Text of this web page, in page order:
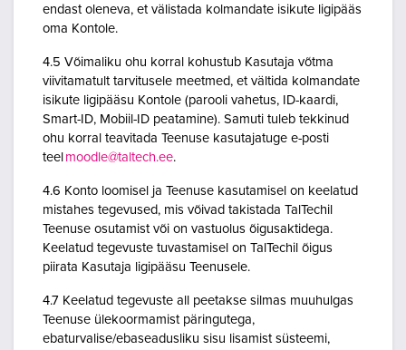
endast oleneva, et välistada kolmandate isikute ligipääs
oma Kontole.
4.5 Võimaliku ohu korral kohustub Kasutaja võtma
viivitamatult tarvitusele meetmed, et vältida kolmandate
isikute ligipääsu Kontole (parooli vahetus, ID-kaardi,
Smart-ID, Mobiil-ID peatamine). Samuti tuleb tekkinud
ohu korral teavitada Teenuse kasutajatuge e-posti
teel moodle@taltech.ee.
4.6 Konto loomisel ja Teenuse kasutamisel on keelatud
mistahes tegevused, mis võivad takistada TalTechil
Teenuse osutamist või on vastuolus õigusaktidega.
Keelatud tegevuste tuvastamisel on TalTechil õigus
piirata Kasutaja ligipääsu Teenusele.
4.7 Keelatud tegevuste all peetakse silmas muuhulgas
Teenuse ülekoormamist päringutega,
ebaturvalise/ebaseadusliku sisu lisamist süsteemi,